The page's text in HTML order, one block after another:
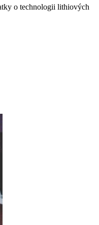
o technologii lithiových